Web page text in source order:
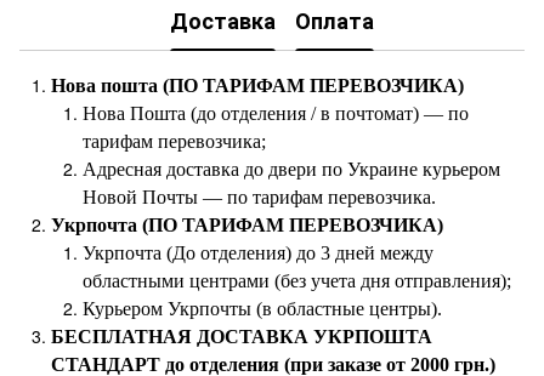
Доставка Оплата
Нова пошта (ПО ТАРИФАМ ПЕРЕВОЗЧИКА)
Нова Пошта (до отделения / в почтомат) — по
тарифам перевозчика;
Адресная доставка до двери по Украине курьером
Новой Почты — по тарифам перевозчика.
Укрпочта (ПО ТАРИФАМ ПЕРЕВОЗЧИКА)
Укрпочта (До отделения) до 3 дней между
областными центрами (без учета дня отправления);
Курьером Укрпочты (в областные центры).
БЕСПЛАТНАЯ ДОСТАВКА УКРПОШТА
СТАНДАРТ до отделения (при заказе от 2000 грн.)